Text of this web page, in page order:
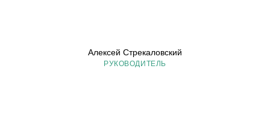
Алексей Стрекаловский
РУКОВОДИТЕЛЬ